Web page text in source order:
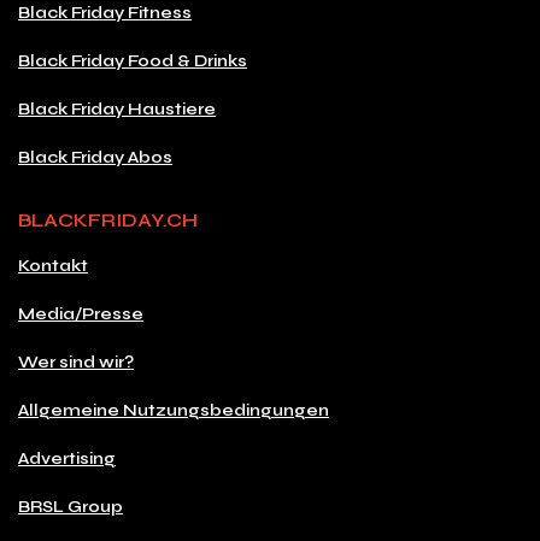
Black Friday Fitness
Black Friday Food & Drinks
Black Friday Haustiere
Black Friday Abos
BLACKFRIDAY.CH
Kontakt
Media/Presse
Wer sind wir?
Allgemeine Nutzungsbedingungen
Advertising
BRSL Group